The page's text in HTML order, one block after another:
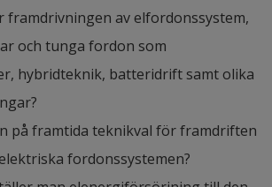
on the development of
in China where the Chinese
has put hydrogen technology
listing, repeatedly issued relevant
the development of hydrogen
the industry, upgraded the fuel cell
framdrivningen av elfordonssystem,
och tunga fordon som
hybridteknik, batteridrift samt olika
på framtida teknikval för framdriften
fordonssystemen?